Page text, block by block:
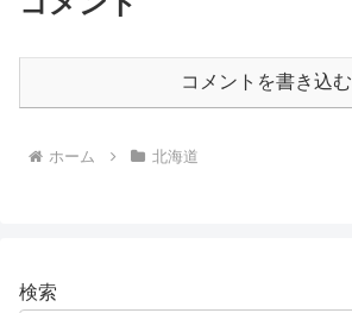
コメントを書き込む
ホーム 北海道
検索